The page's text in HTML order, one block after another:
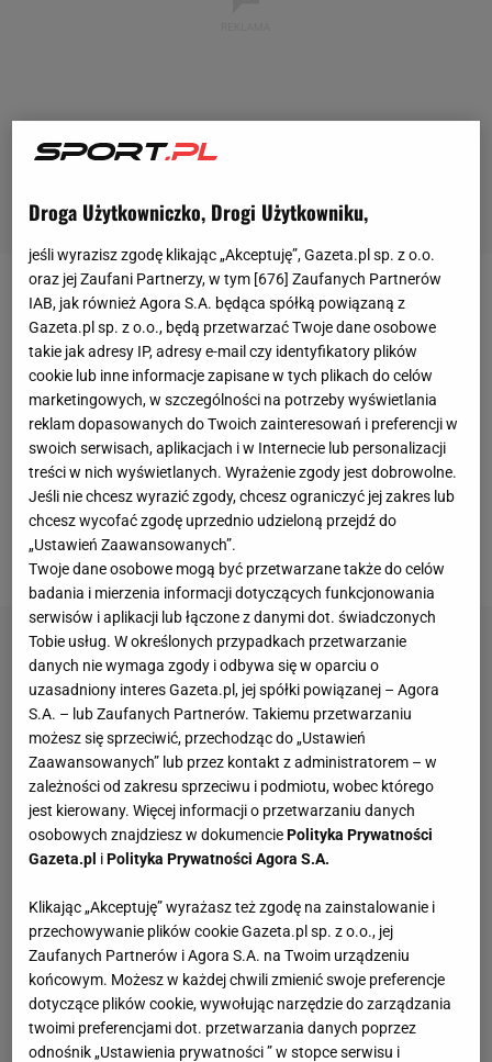
Nie jest tajemnicą, że Iga Świątek zdecydowanie
najlepiej czuje się na nawierzchni ziemnej. Zawsze
kibice liczą na to, że Polka
będzie dominować na
mączce, a tymczasem w tym roku jejgranie
wyglądała dobrze. Szczególnie martwić mogła
postawa w Rzymie, gdzie nasza najlepsza tenisistka
odpadła już w trzeciej rundzie po porażce z Danielle
Collins. Jak się okazuje, to był wstęp do kluczowych
momentów tego sezonu.
Droga Użytkowniczko, Drogi Użytkowniku,
jeśli wyrazisz zgodę klikając „Akceptuję”, Gazeta.pl sp. z o.o.
oraz jej Zaufani Partnerzy, w tym [676] Zaufanych Partnerów
IAB, jak również Agora S.A. będąca spółką powiązaną z
Gazeta.pl sp. z o.o., będą przetwarzać Twoje dane osobowe
takie jak adresy IP, adresy e-mail czy identyfikatory plików
cookie lub inne informacje zapisane w tych plikach do celów
marketingowych, w szczególności na potrzeby wyświetlania
reklam dopasowanych do Twoich zainteresowań i preferencji w
swoich serwisach, aplikacjach i w Internecie lub personalizacji
treści w nich wyświetlanych. Wyrażenie zgody jest dobrowolne.
Jeśli nie chcesz wyrazić zgody, chcesz ograniczyć jej zakres lub
chcesz wycofać zgodę uprzednio udzieloną przejdź do
„Ustawień Zaawansowanych”.
Twoje dane osobowe mogą być przetwarzane także do celów
badania i mierzenia informacji dotyczących funkcjonowania
serwisów i aplikacji lub łączone z danymi dot. świadczonych
Tobie usług. W określonych przypadkach przetwarzanie
danych nie wymaga zgody i odbywa się w oparciu o
uzasadniony interes Gazeta.pl, jej spółki powiązanej – Agora
S.A. – lub Zaufanych Partnerów. Takiemu przetwarzaniu
możesz się sprzeciwić, przechodząc do „Ustawień
Zaawansowanych” lub przez kontakt z administratorem – w
zależności od zakresu sprzeciwu i podmiotu, wobec którego
jest kierowany. Więcej informacji o przetwarzaniu danych
osobowych znajdziesz w dokumenciePolityka Prywatności
Gazeta.pl iPolityka Prywatności Agora S.A.
Klikając „Akceptuję” wyrażasz też zgodę na zainstalowanie i
przechowywanie plików cookie Gazeta.pl sp. z o.o., jej
Zaufanych Partnerów i Agora S.A. na Twoim urządzeniu
końcowym. Możesz w każdej chwili zmienić swoje preferencje
dotyczące plików cookie, wywołując narzędzie do zarządzania
twoimi preferencjami dot. przetwarzania danych poprzez
odnośnik „Ustawienia prywatności ” w stopce serwisu i